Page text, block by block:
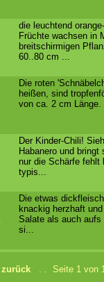
die leuchtend
Früchte wachsen in
breitschirmigen
60..80 cm ...
Die roten
heißen, sind
von ca. 2 cm
Der Kinder-Chili!
Habanero und
nur die Schärfe fehlt
typis...
Die etwas
knackig herzhaft
Salate als auch
si...
zurück . . Seite 1